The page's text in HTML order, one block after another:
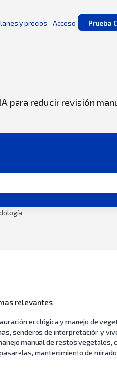
y precios Acceso Prueba
para reducir revisión
relevantes
ecológica y manejo de
senderos de interpretación y
manual de restos vegetales,
mantenimiento de